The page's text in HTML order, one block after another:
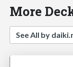
More
See All by